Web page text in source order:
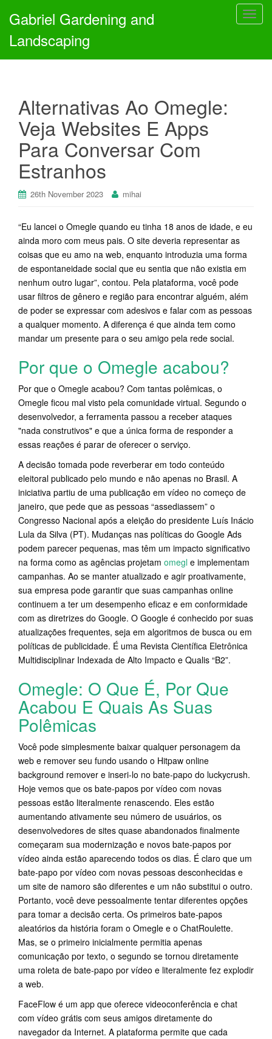
T
g
n
Gabriel Gardening and
Landscaping
Alternativas Ao Omegle:
Veja Websites E Apps
Para Conversar Com
Estranhos
26th November 2023 mihai
“Eu lancei o Omegle quando eu tinha 18 anos de idade, e eu
ainda moro com meus pais. O site deveria representar as
coisas que eu amo na web, enquanto introduzia uma forma
de espontaneidade social que eu sentia que não existia em
nenhum outro lugar”, contou. Pela plataforma, você pode
usar filtros de gênero e região para encontrar alguém, além
de poder se expressar com adesivos e falar com as pessoas
a qualquer momento. A diferença é que ainda tem como
mandar um presente para o seu amigo pela rede social.
Por que o Omegle acabou?
Por que o Omegle acabou? Com tantas polêmicas, o
Omegle ficou mal visto pela comunidade virtual. Segundo o
desenvolvedor, a ferramenta passou a receber ataques
"nada construtivos" e que a única forma de responder a
essas reações é parar de oferecer o serviço.
A decisão tomada pode reverberar em todo conteúdo
eleitoral publicado pelo mundo e não apenas no Brasil. A
iniciativa partiu de uma publicação em vídeo no começo de
janeiro, que pede que as pessoas “assediassem” o
Congresso Nacional após a eleição do presidente Luís Inácio
Lula da Silva (PT). Mudanças nas políticas do Google Ads
podem parecer pequenas, mas têm um impacto significativo
na forma como as agências projetam omegl e implementam
campanhas. Ao se manter atualizado e agir proativamente,
sua empresa pode garantir que suas campanhas online
continuem a ter um desempenho eficaz e em conformidade
com as diretrizes do Google. O Google é conhecido por suas
atualizações frequentes, seja em algoritmos de busca ou em
políticas de publicidade. É uma Revista Científica Eletrônica
Multidisciplinar Indexada de Alto Impacto e Qualis “B2”.
Omegle: O Que É, Por Que
Acabou E Quais As Suas
Polêmicas
Você pode simplesmente baixar qualquer personagem da
web e remover seu fundo usando o Hitpaw online
background remover e inseri-lo no bate-papo do luckycrush.
Hoje vemos que os bate-papos por vídeo com novas
pessoas estão literalmente renascendo. Eles estão
aumentando ativamente seu número de usuários, os
desenvolvedores de sites quase abandonados finalmente
começaram sua modernização e novos bate-papos por
vídeo ainda estão aparecendo todos os dias. É claro que um
bate-papo por vídeo com novas pessoas desconhecidas e
um site de namoro são diferentes e um não substitui o outro.
Portanto, você deve pessoalmente tentar diferentes opções
para tomar a decisão certa. Os primeiros bate-papos
aleatórios da história foram o Omegle e o ChatRoulette.
Mas, se o primeiro inicialmente permitia apenas
comunicação por texto, o segundo se tornou diretamente
uma roleta de bate-papo por vídeo e literalmente fez explodir
a web.
FaceFlow é um app que oferece videoconferência e chat
com vídeo grátis com seus amigos diretamente do
navegador da Internet. A plataforma permite que cada